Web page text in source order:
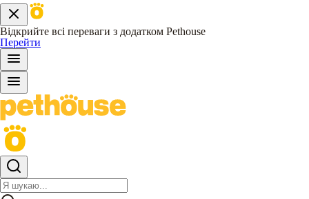
Відкрийте всі переваги з додатком Pethouse
Перейти